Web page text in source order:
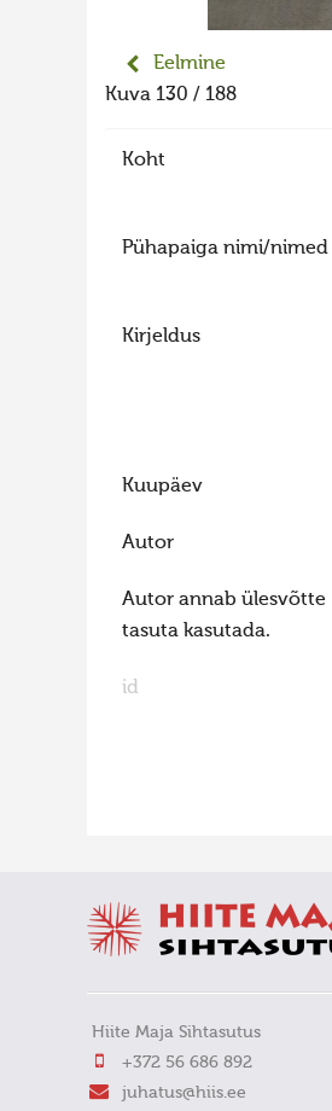
Eelmine
Kuva 130 / 188
Koht
Pühapaiga nimi/nimed
Kirjeldus
Kuupäev
Autor
Autor annab ülesvõtte
tasuta kasutada.
id
Hiite Maja Sihtasutus
+372 56 686 892
juhatus@hiis.ee